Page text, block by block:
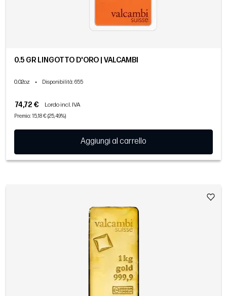
0.5 GR LINGOTTO D'ORO | VALCAMBI
0.02oz • Disponibilità: 655
74,72 € Lordo incl. IVA
Premio: 15,18 € (25,49%)
Aggiungi al carrello